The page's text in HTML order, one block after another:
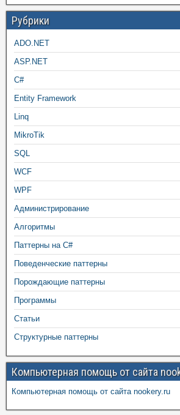
Рубрики
ADO.NET
ASP.NET
C#
Entity Framework
Linq
MikroTik
SQL
WCF
WPF
Администрирование
Алгоритмы
Паттерны на C#
Поведенческие паттерны
Порождающие паттерны
Программы
Статьи
Структурные паттерны
Компьютерная помощь от сайта
Компьютерная помощь от сайта nookery.ru